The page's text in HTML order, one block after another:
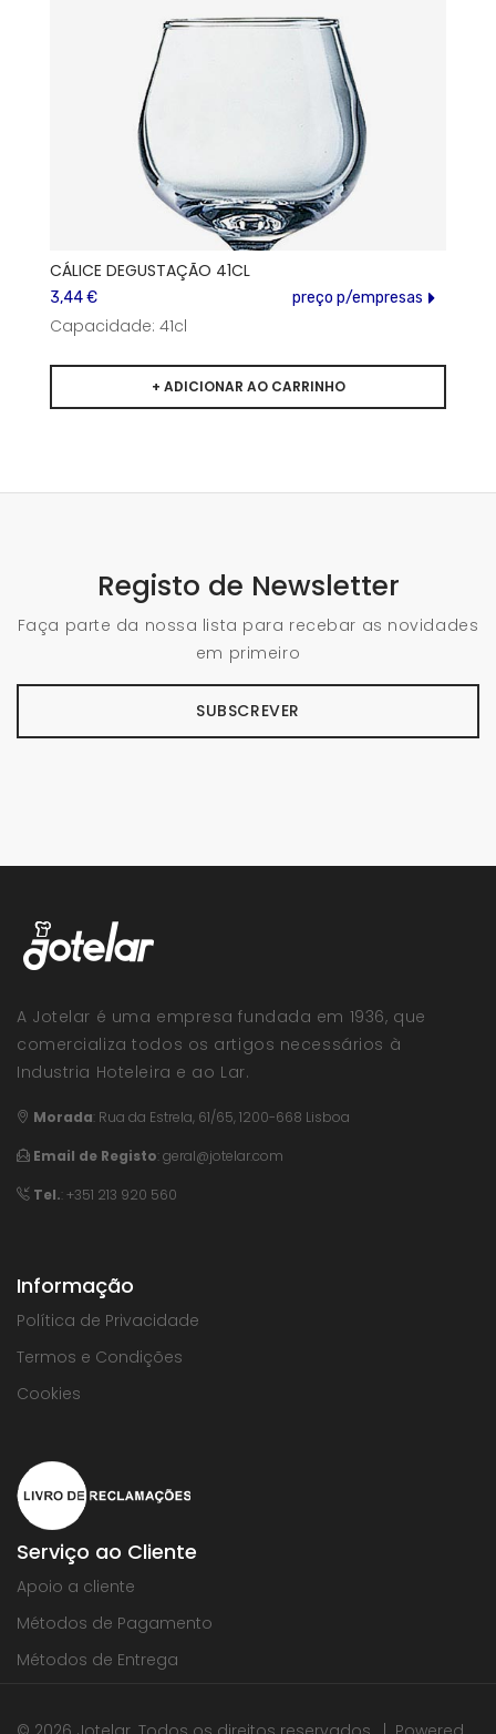
CÁLICE DEGUSTAÇÃO 41CL
3,44 € preço p/empresas
Capacidade: 41cl
Registo de Newsletter
Faça parte da nossa lista para recebar as novidades
em primeiro
SUBSCREVER
A Jotelar é uma empresa fundada em 1936, que
comercializa todos os artigos necessários à
Industria Hoteleira e ao Lar.
Morada: Rua da Estrela, 61/65, 1200-668 Lisboa
Email de Registo:geral@jotelar.com
Tel.: +351 213 920 560
Informação
Política de Privacidade
Termos e Condições
Cookies
Serviço ao Cliente
Apoio a cliente
Métodos de Pagamento
Métodos de Entrega